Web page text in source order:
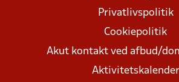
Privatlivspolitik
Cookiepolitik
Akut kontakt ved afbud/
Aktivitetskalender